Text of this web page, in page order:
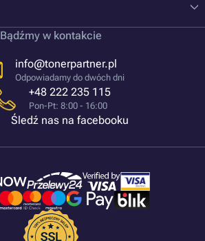
Bądźmy w kontakcie
info@tonerpartner.pl
Odpowiadamy do dwóch dni
+48 222 235 115
Pon-Pt: 8:00 - 16:00
Śledź nas na facebooku